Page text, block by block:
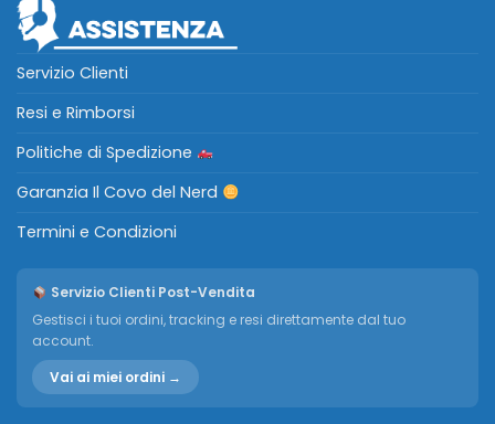
Servizio Clienti
Resi e Rimborsi
Politiche di Spedizione
Garanzia Il Covo del Nerd
Termini e Condizioni
Servizio Clienti Post-Vendita
Gestisci i tuoi ordini, tracking e resi direttamente dal tuo
account.
Vai ai miei ordini →